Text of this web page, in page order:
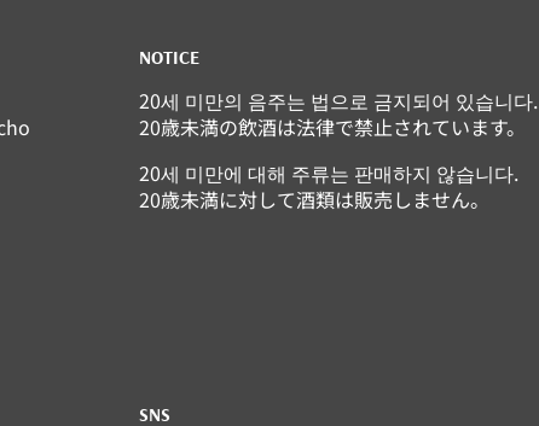
NOTICE
20세 미만의 음주는 법으로 금지되어 있습니다.
20歳未満の飲酒は法律で禁止されています。
20세 미만에 대해 주류는 판매하지 않습니다.
20歳未満に対して酒類は販売しません。
SNS